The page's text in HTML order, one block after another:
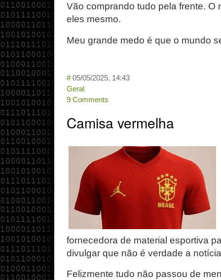
Vão comprando tudo pela frente. O
eles mesmo.
Meu grande medo é que o mundo
# 05/05/2025, 14:43
Geral
9 Comments
Camisa vermelha
fornecedora de material esportiva
divulgar que não é verdade a
Felizmente tudo não passou de